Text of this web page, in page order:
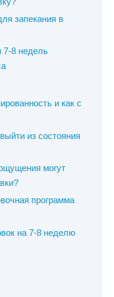
запекания в
8 недель
и как с
из состояния
могут
программа
на 7-8 неделю